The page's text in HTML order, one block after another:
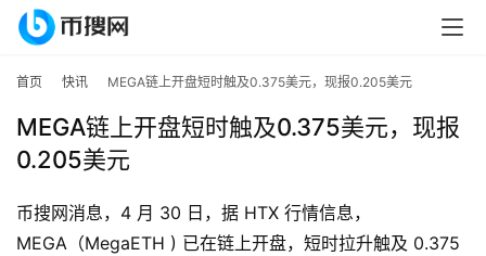
首页 快讯 MEGA链上开盘短时触及0.375美元，现报0.205美元
MEGA链上开盘短时触及0.375美元，现报
0.205美元
币搜网消息，4 月 30 日，据 HTX 行情信息，
MEGA（MegaETH ) 已在链上开盘，短时拉升触及 0.375